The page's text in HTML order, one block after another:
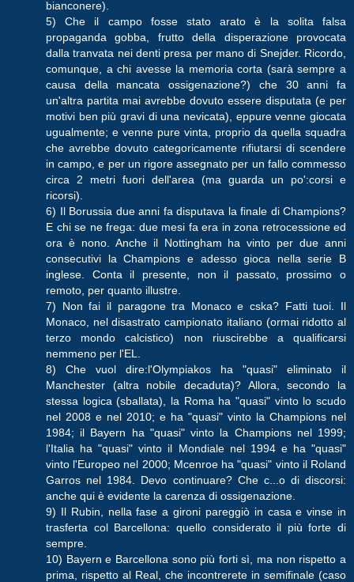
bianconere).
5) Che il campo fosse stato arato è la solita falsa
propaganda gobba, frutto della disperazione provocata
dalla tranvata nei denti presa per mano di Snejder. Ricordo,
comunque, a chi avesse la memoria corta (sarà sempre a
causa della mancata ossigenazione?) che 30 anni fa
un'altra partita mai avrebbe dovuto essere disputata (e per
motivi ben più gravi di una nevicata), eppure venne giocata
ugualmente; e venne pure vinta, proprio da quella squadra
che avrebbe dovuto categoricamente rifiutarsi di scendere
in campo, e per un rigore assegnato per un fallo commesso
circa 2 metri fuori dell'area (ma guarda un po':corsi e
ricorsi).
6) Il Borussia due anni fa disputava la finale di Champions?
E chi se ne frega: due mesi fa era in zona retrocessione ed
ora è nono. Anche il Nottingham ha vinto per due anni
consecutivi la Champions e adesso gioca nella serie B
inglese. Conta il presente, non il passato, prossimo o
remoto, per quanto illustre.
7) Non fai il paragone tra Monaco e cska? Fatti tuoi. Il
Monaco, nel disastrato campionato italiano (ormai ridotto al
terzo mondo calcistico) non riuscirebbe a qualificarsi
nemmeno per l'EL.
8) Che vuol dire:l'Olympiakos ha "quasi" eliminato il
Manchester (altra nobile decaduta)? Allora, secondo la
stessa logica (sballata), la Roma ha "quasi" vinto lo scudo
nel 2008 e nel 2010; e ha "quasi" vinto la Champions nel
1984; il Bayern ha "quasi" vinto la Champions nel 1999;
l'Italia ha "quasi" vinto il Mondiale nel 1994 e ha "quasi"
vinto l'Europeo nel 2000; Mcenroe ha "quasi" vinto il Roland
Garros nel 1984. Devo continuare? Che c...o di discorsi:
anche qui è evidente la carenza di ossigenazione.
9) Il Rubin, nella fase a gironi pareggiò in casa e vinse in
trasferta col Barcellona: quello considerato il più forte di
sempre.
10) Bayern e Barcellona sono più forti sì, ma non rispetto a
prima, rispetto al Real, che incontrerete in semifinale (caso